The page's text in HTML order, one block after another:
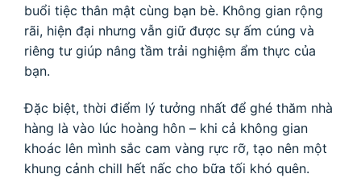
buổi tiệc thân mật cùng bạn bè. Không gian rộng
rãi, hiện đại nhưng vẫn giữ được sự ấm cúng và
riêng tư giúp nâng tầm trải nghiệm ẩm thực của
bạn.
Đặc biệt, thời điểm lý tưởng nhất để ghé thăm nhà
hàng là vào lúc hoàng hôn – khi cả không gian
khoác lên mình sắc cam vàng rực rỡ, tạo nên một
khung cảnh chill hết nấc cho bữa tối khó quên.